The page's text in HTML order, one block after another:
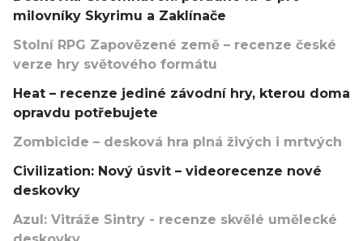
milovníky Skyrimu a Zaklínače
Stolní RPG Zapovězené země – recenze české
verze hry světového formátu
Heat – recenze jediné závodní hry, kterou doma
opravdu potřebujete
Zombicide – desková hra plná živých i mrtvých
Civilization: Nový úsvit – videorecenze nové
deskovky
Azul: Vitráže Sintry - recenze skvělé umělecké